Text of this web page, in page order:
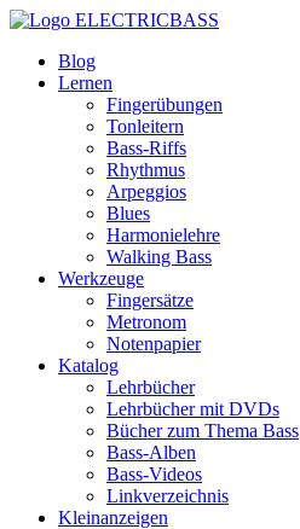
ELECTRICBASS
Blog
Lernen
Fingerübungen
Tonleitern
Bass-Riffs
Rhythmus
Arpeggios
Blues
Harmonielehre
Walking Bass
Werkzeuge
Fingersätze
Metronom
Notenpapier
Katalog
Lehrbücher
Lehrbücher mit DVDs
Bücher zum Thema Bass
Bass-Alben
Bass-Videos
Linkverzeichnis
Kleinanzeigen